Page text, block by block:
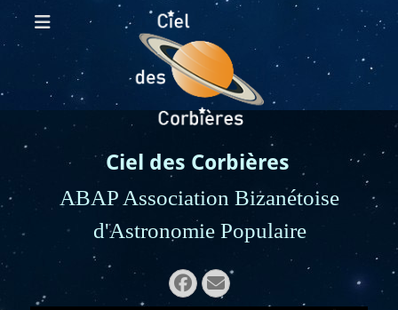
Ciel des Corbières
ABAP Association Bizanétoise
d'Astronomie Populaire
Facebook
E-
mail